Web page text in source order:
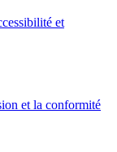
et
et la conformité